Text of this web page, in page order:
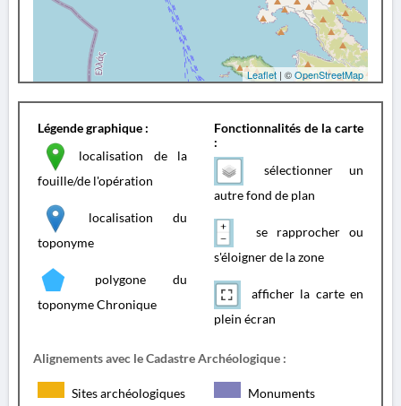
Leaflet | ©OpenStreetMap
Légende graphique :
localisation de la
fouille/de l'opération
localisation du
toponyme
polygone du
toponyme Chronique
Fonctionnalités de la carte
:
sélectionner un
autre fond de plan
se rapprocher ou
s'éloigner de la zone
afficher la carte en
plein écran
Alignements avec le Cadastre Archéologique :
Sites archéologiques Monuments